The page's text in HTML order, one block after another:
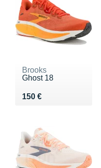
Brooks
Ghost 18
150 €
Vendu 150 €